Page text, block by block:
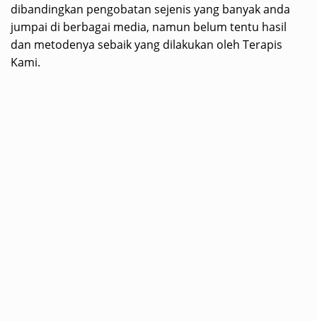
dibandingkan pengobatan sejenis yang banyak anda
jumpai di berbagai media, namun belum tentu hasil
dan metodenya sebaik yang dilakukan oleh Terapis
Kami.